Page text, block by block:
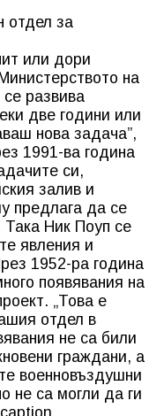
отдел за
или дори
на
развива
две години или
нова задача”,
1991-ва година
си,
залив и
предлага да се
Така Ник Поуп се
явления и
1952-ра година
появявания на
„Това е
отдел в
не са били
граждани, а
военновъздушни
не са могли да ги